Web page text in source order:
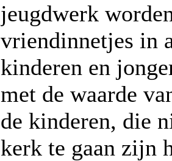
jeugdwerk
vriendinnetjes in
kinderen en
met de waarde
de kinderen, die
kerk te gaan zijn